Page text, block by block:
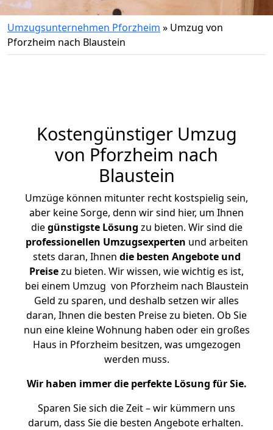
Umzugsunternehmen Pforzheim » Umzug von
Pforzheim nach Blaustein
Kostengünstiger Umzug
von Pforzheim nach
Blaustein
Umzüge können mitunter recht kostspielig sein,
aber keine Sorge, denn wir sind hier, um Ihnen
diegünstigste Lösung zu bieten. Wir sind die
professionellen Umzugsexperten und arbeiten
stets daran, Ihnen die besten Angebote und
Preisezu bieten. Wir wissen, wie wichtig es ist,
bei einem Umzug von Pforzheim nach Blaustein
Geld zu sparen, und deshalb setzen wir alles
daran, Ihnen die besten Preise zu bieten. Ob Sie
nun eine kleine Wohnung haben oder ein großes
Haus in Pforzheim besitzen, was umgezogen
werden muss.
Wir haben immer die perfekte Lösung für Sie.
Sparen Sie sich die Zeit – wir kümmern uns
darum, dass Sie die besten Angebote erhalten.